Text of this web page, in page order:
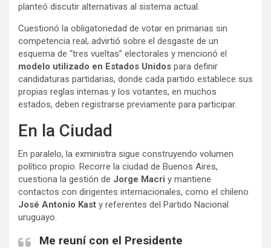
planteó discutir alternativas al sistema actual.
Cuestionó la obligatoriedad de votar en primarias sin
competencia real, advirtió sobre el desgaste de un
esquema de “tres vueltas” electorales y mencionó el
modelo utilizado en Estados Unidos para definir
candidaturas partidarias, donde cada partido establece sus
propias reglas internas y los votantes, en muchos
estados, deben registrarse previamente para participar.
En la Ciudad
En paralelo, la exministra sigue construyendo volumen
político propio. Recorre la ciudad de Buenos Aires,
cuestiona la gestión de Jorge Macri y mantiene
contactos con dirigentes internacionales, como el chileno
José Antonio Kast y referentes del Partido Nacional
uruguayo.
Me reuní con el Presidente